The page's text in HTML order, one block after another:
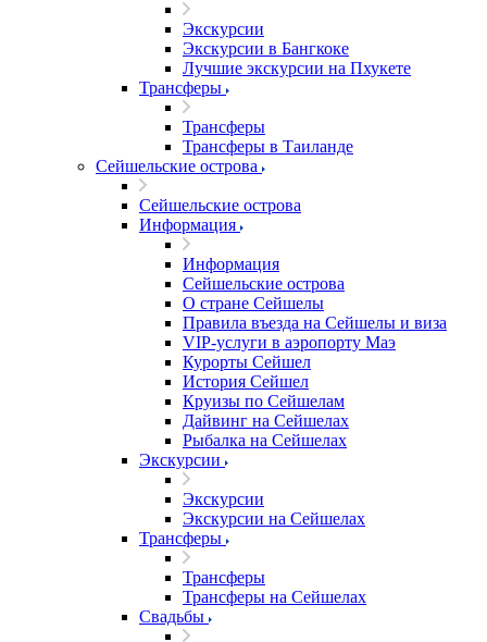
Экскурсии
Экскурсии в Бангкоке
Лучшие экскурсии на Пхукете
Трансферы
Трансферы
Трансферы в Таиланде
Сейшельские острова
Сейшельские острова
Информация
Информация
Сейшельские острова
О стране Сейшелы
Правила въезда на Сейшелы и виза
VIP-услуги в аэропорту Маэ
Курорты Сейшел
История Сейшел
Круизы по Сейшелам
Дайвинг на Сейшелах
Рыбалка на Сейшелах
Экскурсии
Экскурсии
Экскурсии на Сейшелах
Трансферы
Трансферы
Трансферы на Сейшелах
Свадьбы